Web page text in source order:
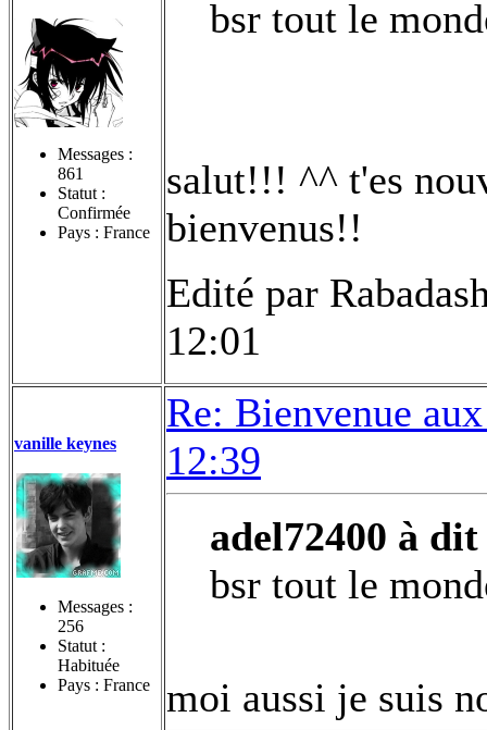
Messages :
861
Statut :
Confirmée
Pays : France
bsr tout le
salut!!! ^^ t'es
bienvenus!!
Edité par
12:01
vanille keynes
Messages :
256
Statut :
Habituée
Pays : France
Re: Bienvenue
12:39
adel72400 à
bsr tout le
moi aussi je suis